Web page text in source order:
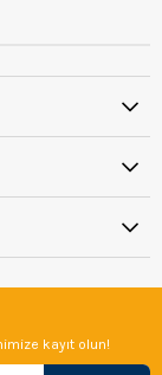
kayıt olun!